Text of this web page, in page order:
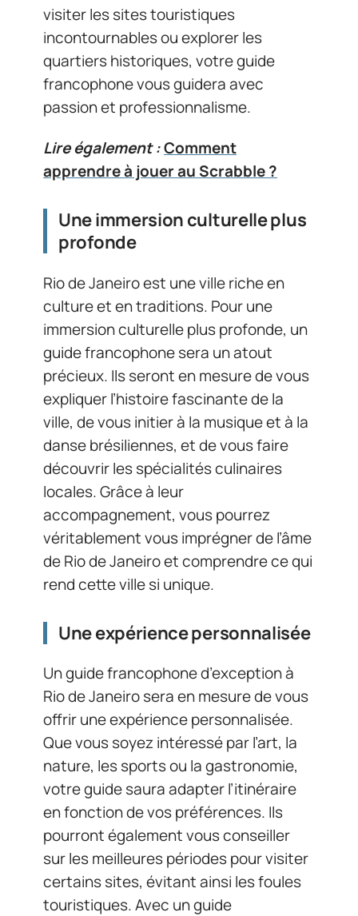
visiter les sites touristiques
incontournables ou explorer les
quartiers historiques, votre guide
francophone vous guidera avec
passion et professionnalisme.
Lire également :Comment
apprendre à jouer au Scrabble ?
Une immersion culturelle plus
profonde
Rio de Janeiro est une ville riche en
culture et en traditions. Pour une
immersion culturelle plus profonde, un
guide francophone sera un atout
précieux. Ils seront en mesure de vous
expliquer l’histoire fascinante de la
ville, de vous initier à la musique et à la
danse brésiliennes, et de vous faire
découvrir les spécialités culinaires
locales. Grâce à leur
accompagnement, vous pourrez
véritablement vous imprégner de l’âme
de Rio de Janeiro et comprendre ce qui
rend cette ville si unique.
Une expérience personnalisée
Un guide francophone d’exception à
Rio de Janeiro sera en mesure de vous
offrir une expérience personnalisée.
Que vous soyez intéressé par l’art, la
nature, les sports ou la gastronomie,
votre guide saura adapter l’itinéraire
en fonction de vos préférences. Ils
pourront également vous conseiller
sur les meilleures périodes pour visiter
certains sites, évitant ainsi les foules
touristiques. Avec un guide